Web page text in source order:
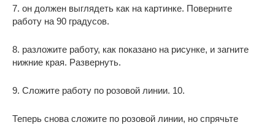
7. он должен выглядеть как на картинке. Поверните
работу на 90 градусов.
8. разложите работу, как показано на рисунке, и загните
нижние края. Развернуть.
9. Сложите работу по розовой линии. 10.
Теперь снова сложите по розовой линии, но спрячьте